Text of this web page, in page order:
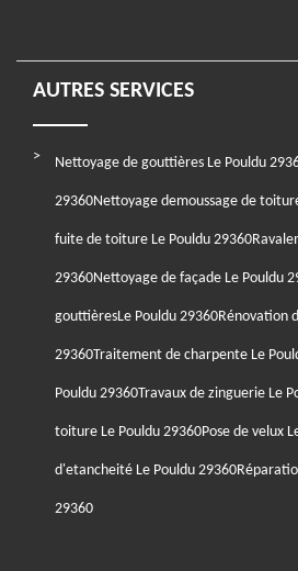
AUTRES SERVICES
Nettoyage de gouttières Le Pouldu
29360Nettoyage demoussage de
fuite de toiture Le Pouldu 29360
29360Nettoyage de façade Le Pouldu
gouttièresLe Pouldu 29360Rénovation
29360Traitement de charpente Le
Pouldu 29360Travaux de zinguerie Le
toiture Le Pouldu 29360Pose de velux
d'etancheité Le Pouldu 29360
29360